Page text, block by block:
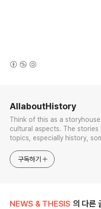
AllaboutHistory
Think of this as a
cultural aspects. The stories
topics, especially history,
approach will be to resist
generalized viewpoint
구독하기
NEWS & THESIS 의 다른